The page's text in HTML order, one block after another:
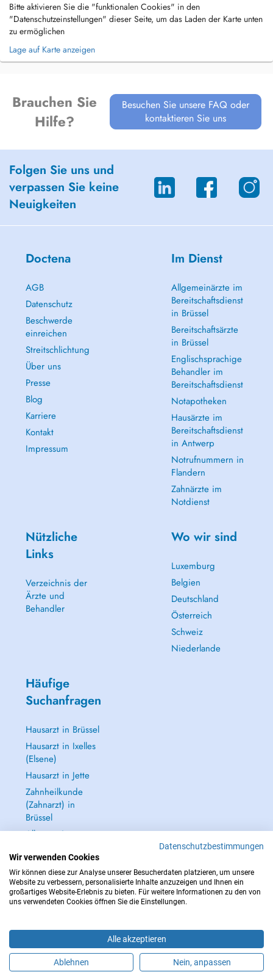
Bitte aktivieren Sie die "funktionalen Cookies" in den
"Datenschutzeinstellungen" dieser Seite, um das Laden der Karte unten
zu ermöglichen
Lage auf Karte anzeigen
Buchen Sie einen Termin
Brauchen Sie
Hilfe?
Besuchen Sie unsere FAQ oder
kontaktieren Sie uns
Folgen Sie uns und
verpassen Sie keine
Neuigkeiten
Doctena
AGB
Datenschutz
Beschwerde
einreichen
Streitschlichtung
Über uns
Presse
Blog
Karriere
Kontakt
Impressum
Im Dienst
Allgemeinärzte im
Bereitschaftsdienst
in Brüssel
Bereitschaftsärzte
in Brüssel
Englischsprachige
Behandler im
Bereitschaftsdienst
Notapotheken
Hausärzte im
Bereitschaftsdienst
in Antwerp
Notrufnummern in
Flandern
Zahnärzte im
Notdienst
Nützliche
Links
Verzeichnis der
Ärzte und
Behandler
Wo wir sind
Luxemburg
Belgien
Deutschland
Österreich
Schweiz
Niederlande
Häufige
Suchanfragen
Hausarzt in Brüssel
Hausarzt in Ixelles
(Elsene)
Hausarzt in Jette
Zahnheilkunde
(Zahnarzt) in
Brüssel
Alle anzeigen →
IM NOTFALL WENDEN SIE SICH AN : 112
Datenschutzbestimmungen
Wir verwenden Cookies
Wir können diese zur Analyse unserer Besucherdaten platzieren, um unsere
Website zu verbessern, personalisierte Inhalte anzuzeigen und Ihnen ein
großartiges Website-Erlebnis zu bieten. Für weitere Informationen zu den von
uns verwendeten Cookies öffnen Sie die Einstellungen.
Alle akzeptieren
Ablehnen Nein, anpassen